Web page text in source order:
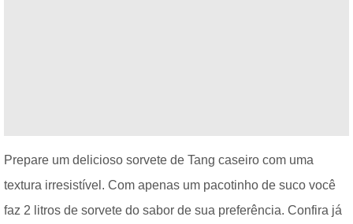
Prepare um delicioso sorvete de Tang caseiro com uma
textura irresistível. Com apenas um pacotinho de suco você
faz 2 litros de sorvete do sabor de sua preferência. Confira já